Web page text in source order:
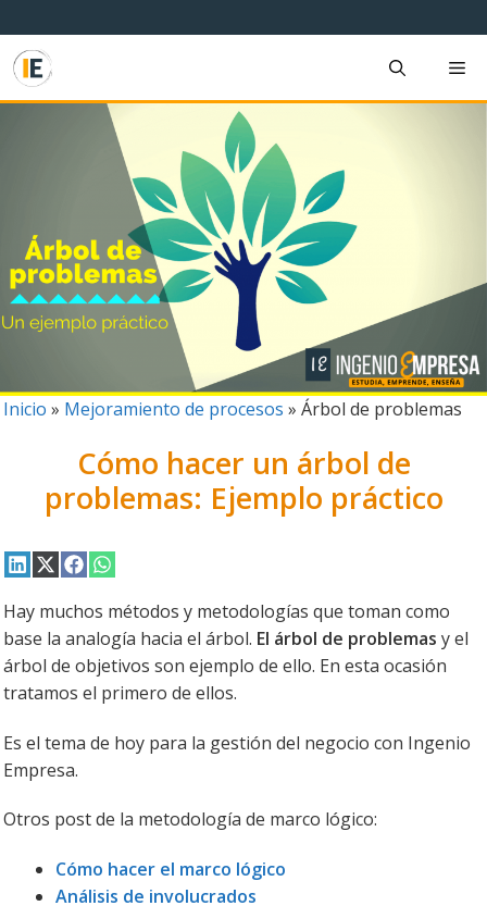
al
contenido
Inicio » Mejoramiento de procesos » Árbol de problemas
Cómo hacer un árbol de
problemas: Ejemplo práctico
Compartir
LinkedIn
Compartir
X
(Twitter)
Compartir
Facebook
Compartir
WhatsApp
Hay muchos métodos y metodologías que toman como
base la analogía hacia el árbol. El árbol de problemas y el
árbol de objetivos son ejemplo de ello. En esta ocasión
tratamos el primero de ellos.
Es el tema de hoy para la gestión del negocio con Ingenio
Empresa.
Otros post de la metodología de marco lógico:
Cómo hacer el marco lógico
Análisis de involucrados